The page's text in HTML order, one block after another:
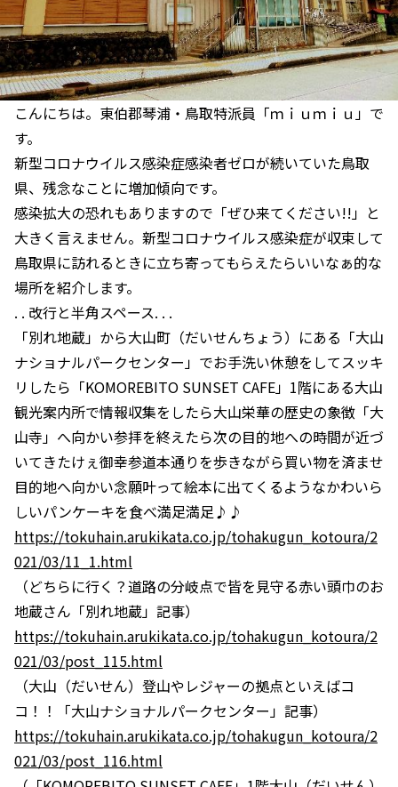
こんにちは。東伯郡琴浦・鳥取特派員「ｍｉｕｍｉｕ」で
す。
新型コロナウイルス感染症感染者ゼロが続いていた鳥取
県、残念なことに増加傾向です。
感染拡大の恐れもありますので「ぜひ来てください!!」と
大きく言えません。新型コロナウイルス感染症が収束して
鳥取県に訪れるときに立ち寄ってもらえたらいいなぁ的な
場所を紹介します。
. . 改行と半角スペース. . .
「別れ地蔵」から大山町（だいせんちょう）にある「大山
ナショナルパークセンター」でお手洗い休憩をしてスッキ
リしたら「KOMOREBITO SUNSET CAFE」1階にある大山
観光案内所で情報収集をしたら大山栄華の歴史の象徴「大
山寺」へ向かい参拝を終えたら次の目的地への時間が近づ
いてきたけぇ御幸参道本通りを歩きながら買い物を済ませ
目的地へ向かい念願叶って絵本に出てくるようなかわいら
しいパンケーキを食べ満足満足♪♪
https://tokuhain.arukikata.co.jp/tohakugun_kotoura/2
021/03/11_1.html
（どちらに行く？道路の分岐点で皆を見守る赤い頭巾のお
地蔵さん「別れ地蔵」記事）
https://tokuhain.arukikata.co.jp/tohakugun_kotoura/2
021/03/post_115.html
（大山（だいせん）登山やレジャーの拠点といえばコ
コ！！「大山ナショナルパークセンター」記事）
https://tokuhain.arukikata.co.jp/tohakugun_kotoura/2
021/03/post_116.html